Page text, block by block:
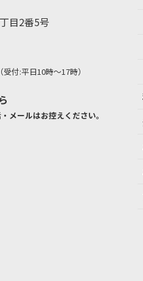
目2番5号
（受付:平日10時～17時）
メールはお控えください。